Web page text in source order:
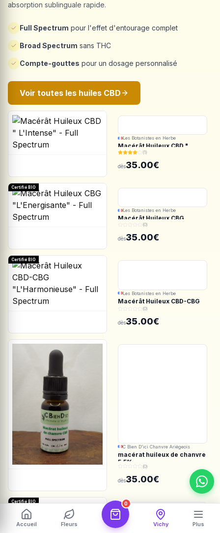
Les Botanistes en Herbe
Macérât Huileux CBD "
L'Intense" - Full Spectrum
(1)
dès35.00€
Certifié BIO
Les Botanistes en Herbe
Macérât Huileux CBG
"L'Energisante" - Full
Spectrum
(0)
dès35.00€
Certifié BIO
Les Botanistes en Herbe
Macérât Huileux CBD-CBG
"L'Harmonieuse" - Full
(0)
dès35.00€
C Bien D'ici Chanvre Ariégeois
macérat huileux de chanvre
5.5%
(0)
dès35.00€
Certifié BIO
absorption sublinguale rapide.
Full Spectrum pour l'effet d'entourage complet
Broad Spectrum sans THC
Compte-gouttes pour un dosage personnalisé
Voir toutes les huiles CBD
Accueil Fleurs
0
Vichy Plus